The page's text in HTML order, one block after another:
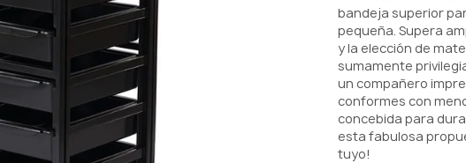
bandeja superior
pequeña. Supera
y la elección de
sumamente
un compañero
conformes con
concebida para
esta fabulosa
tuyo!